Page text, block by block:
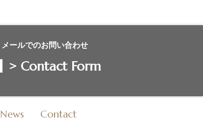
メールでのお問い合わせ
> Contact Form
News Contact